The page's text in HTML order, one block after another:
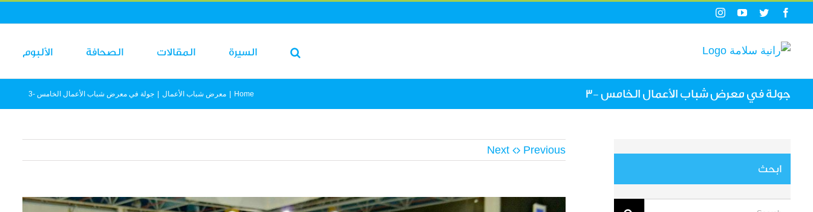
to
content
Facebook
Twitter
YouTube
Instagram
الألبوم الصحافة المقالات السيرة
جولة في معرض شباب الأعمال الخامس -3 Home معرض شباب الأعمال جولة في معرض شباب الأعمال الخامس -3
Previous
Next
View
ابحث